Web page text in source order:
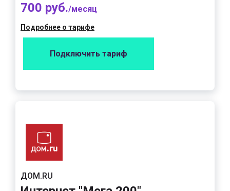
700 руб./месяц
Подробнее о тарифе
Подключить тариф
ДОМ.RU